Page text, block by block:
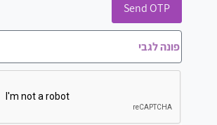
Send OTP